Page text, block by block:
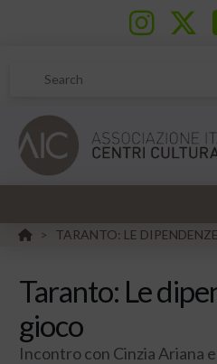
Search
HOME
> TARANTO: LE
Taranto: Le
gioco
Incontro con Cinzia Ariana